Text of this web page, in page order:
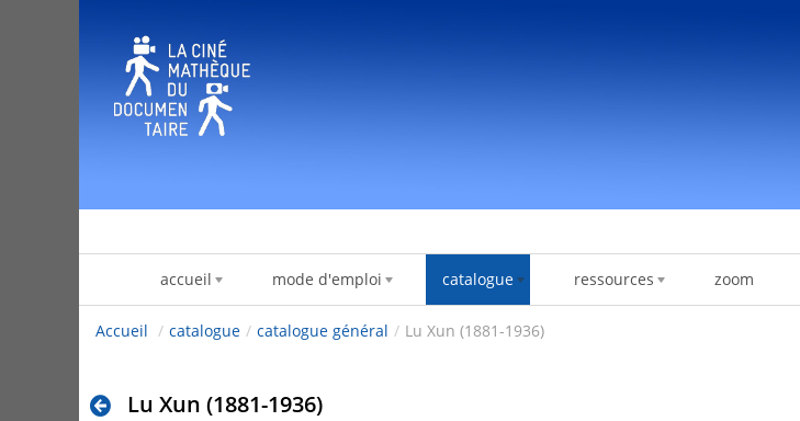
accueil mode d'emploi catalogue ressources zoom
Accueil / catalogue / catalogue général / Lu Xun (1881-1936)
Lu Xun (1881-1936)